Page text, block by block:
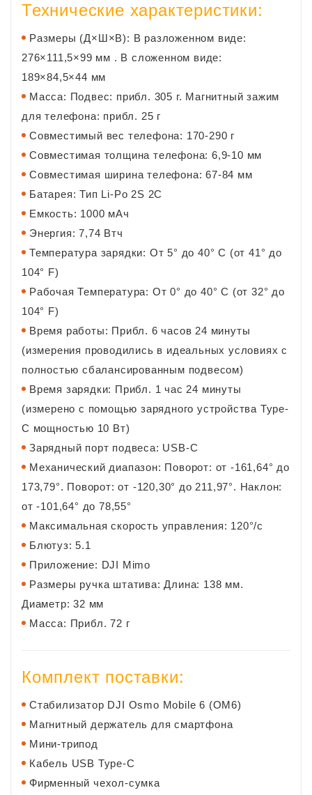
Технические характеристики:
Размеры (Д×Ш×В): В разложенном виде:
276×111,5×99 мм . В сложенном виде:
189×84,5×44 мм
Масса: Подвес: прибл. 305 г. Магнитный зажим
для телефона: прибл. 25 г
Совместимый вес телефона: 170-290 г
Совместимая толщина телефона: 6,9-10 мм
Совместимая ширина телефона: 67-84 мм
Батарея: Тип Li-Po 2S 2С
Емкость: 1000 мАч
Энергия: 7,74 Втч
Температура зарядки: От 5° до 40° C (от 41° до
104° F)
Рабочая Температура: От 0° до 40° C (от 32° до
104° F)
Время работы: Прибл. 6 часов 24 минуты
(измерения проводились в идеальных условиях с
полностью сбалансированным подвесом)
Время зарядки: Прибл. 1 час 24 минуты
(измерено с помощью зарядного устройства Type-
C мощностью 10 Вт)
Зарядный порт подвеса: USB-C
Механический диапазон: Поворот: от -161,64° до
173,79°. Поворот: от -120,30° до 211,97°. Наклон:
от -101,64° до 78,55°
Максимальная скорость управления: 120°/с
Блютуз: 5.1
Приложение: DJI Mimo
Размеры ручка штатива: Длина: 138 мм.
Диаметр: 32 мм
Масса: Прибл. 72 г
Комплект поставки:
Стабилизатор DJI Osmo Mobile 6 (OM6)
Магнитный держатель для смартфона
Мини-трипод
Кабель USB Type-C
Фирменный чехол-сумка